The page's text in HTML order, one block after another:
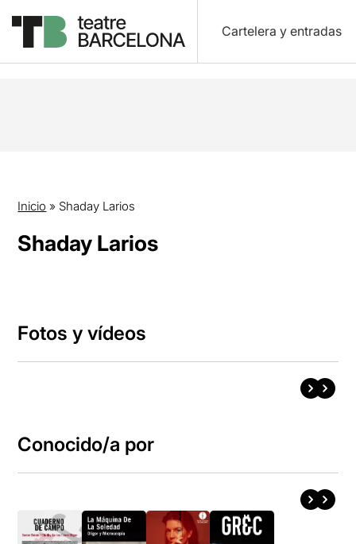
Cartelera y entradas
Inicio » Shaday Larios
Shaday Larios
Fotos y vídeos
Conocido/a por